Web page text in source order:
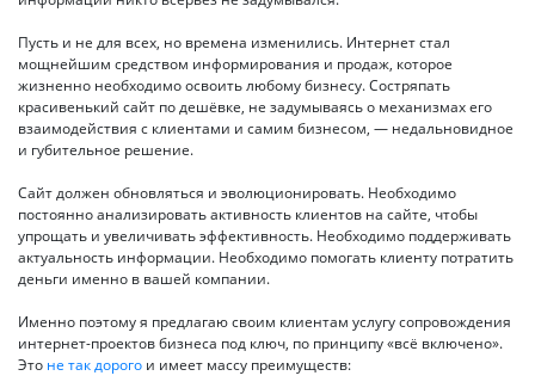
Пусть и не для всех, но времена изменились. Интернет стал
мощнейшим средством информирования и продаж, которое
жизненно необходимо освоить любому бизнесу. Состряпать
красивенький сайт по дешёвке, не задумываясь о механизмах его
взаимодействия с клиентами и самим бизнесом, — недальновидное
и губительное решение.
Сайт должен обновляться и эволюционировать. Необходимо
постоянно анализировать активность клиентов на сайте, чтобы
упрощать и увеличивать эффективность. Необходимо поддерживать
актуальность информации. Необходимо помогать клиенту потратить
деньги именно в вашей компании.
Именно поэтому я предлагаю своим клиентам услугу сопровождения
интернет-проектов бизнеса под ключ, по принципу «всё включено».
Это не так дорого и имеет массу преимуществ: